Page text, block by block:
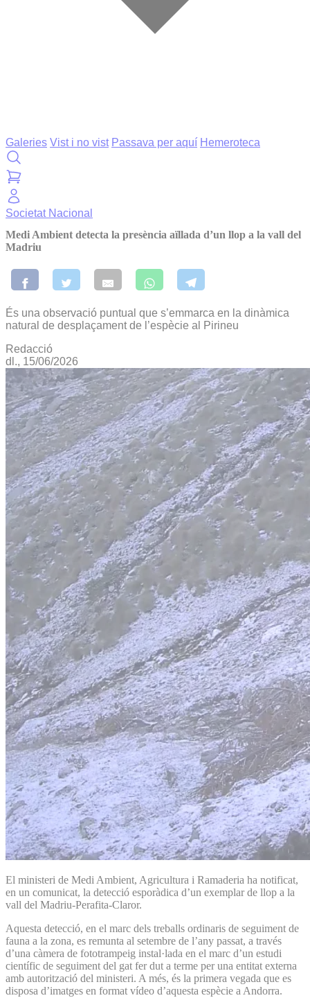
Galeries Vist i no vist Passava per aquí Hemeroteca
Societat Nacional
Medi Ambient detecta la presència aïllada d’un llop a la vall del
Madriu
És una observació puntual que s’emmarca en la dinàmica
natural de desplaçament de l’espècie al Pirineu
Redacció
dl., 15/06/2026
El ministeri de Medi Ambient, Agricultura i Ramaderia ha notificat,
en un comunicat, la detecció esporàdica d’un exemplar de llop a la
vall del Madriu-Perafita-Claror.
Aquesta detecció, en el marc dels treballs ordinaris de seguiment de
fauna a la zona, es remunta al setembre de l’any passat, a través
d’una càmera de fototrampeig instal·lada en el marc d’un estudi
científic de seguiment del gat fer dut a terme per una entitat externa
amb autorització del ministeri. A més, és la primera vegada que es
disposa d’imatges en format vídeo d’aquesta espècie a Andorra.